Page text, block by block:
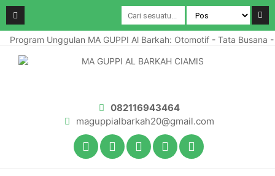
Program Unggulan MA GUPPI Al Barkah: Otomotif - Tata Busana -
082116943464
maguppialbarkah20@gmail.com